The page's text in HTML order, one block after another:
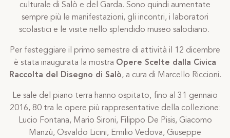
culturale di Salò e del Garda. Sono quindi aumentate
sempre più le manifestazioni, gli incontri, i laboratori
scolastici e le visite nello splendido museo salodiano.
Per festeggiare il primo semestre di attività il 12 dicembre
è stata inaugurata la mostra Opere Scelte dalla Civica
Raccolta del Disegno di Salò, a cura di Marcello Riccioni.
Le sale del piano terra hanno ospitato, fino al 31 gennaio
2016, 80 tra le opere più rappresentative della collezione:
Lucio Fontana, Mario Sironi, Filippo De Pisis, Giacomo
Manzù, Osvaldo Licini, Emilio Vedova, Giuseppe